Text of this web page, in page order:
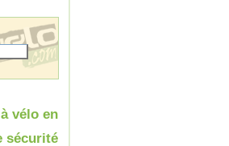
vélo en
sécurité